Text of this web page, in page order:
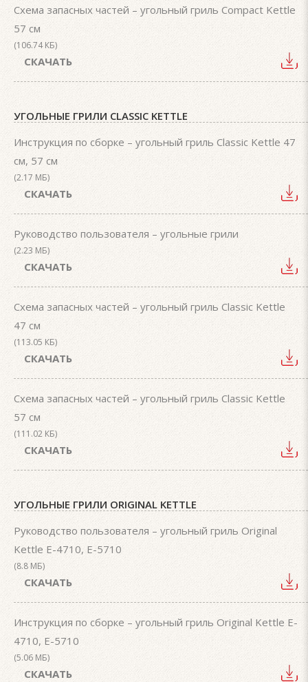
Схема запасных частей – угольный гриль Compact Kettle
57 см
(106.74 КБ)
СКАЧАТЬ
УГОЛЬНЫЕ ГРИЛИ CLASSIC KETTLE
Инструкция по сборке – угольный гриль Classic Kettle 47
см, 57 см
(2.17 МБ)
СКАЧАТЬ
Руководство пользователя – угольные грили
(2.23 МБ)
СКАЧАТЬ
Схема запасных частей – угольный гриль Classic Kettle
47 см
(113.05 КБ)
СКАЧАТЬ
Схема запасных частей – угольный гриль Classic Kettle
57 см
(111.02 КБ)
СКАЧАТЬ
УГОЛЬНЫЕ ГРИЛИ ORIGINAL KETTLE
Руководство пользователя – угольный гриль Original
Kettle E-4710, E-5710
(8.8 МБ)
СКАЧАТЬ
Инструкция по сборке – угольный гриль Original Kettle E-
4710, E-5710
(5.06 МБ)
СКАЧАТЬ